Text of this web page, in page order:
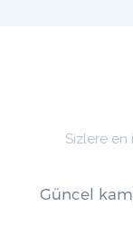
Sizlere en
Güncel